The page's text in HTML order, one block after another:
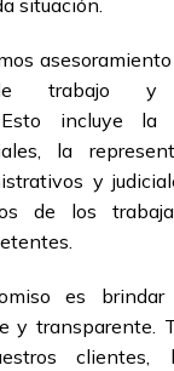
situación.
trabajo y
Esto incluye la
la
y
de los
es
y transparente.
clientes,